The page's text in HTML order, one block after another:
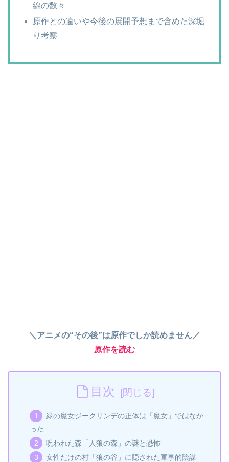
線の数々
原作との違いや今後の展開予想まで含めた深堀
り考察
＼アニメの“その後”は原作でしか読めません／
原作を読む
目次
緑の魔女ジークリンデの正体は「魔女」ではなか
った
呪われた森「人狼の森」の謎と恐怖
女性だけの村「狼の谷」に隠された軍事的陰謀